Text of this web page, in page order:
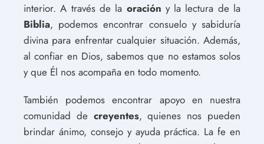
interior. A través de la oración y la lectura de la
Biblia, podemos encontrar consuelo y sabiduría
divina para enfrentar cualquier situación. Además,
al confiar en Dios, sabemos que no estamos solos
y que Él nos acompaña en todo momento.
También podemos encontrar apoyo en nuestra
comunidad de creyentes, quienes nos pueden
brindar ánimo, consejo y ayuda práctica. La fe en